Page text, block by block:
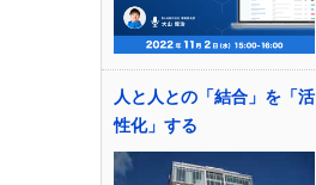
人と人との「結合」を「活
性化」する